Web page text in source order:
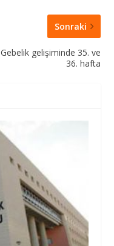
Sonraki
Gebelik gelişiminde 35. ve
36. hafta